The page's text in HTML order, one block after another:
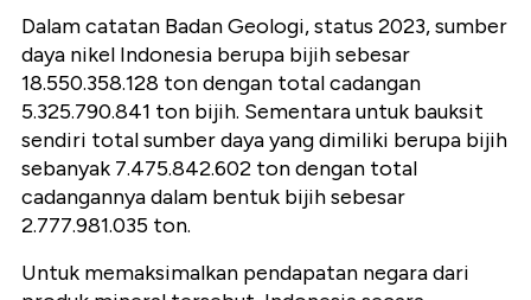
Dalam catatan Badan Geologi, status 2023, sumber
daya nikel Indonesia berupa bijih sebesar
18.550.358.128 ton dengan total cadangan
5.325.790.841 ton bijih. Sementara untuk bauksit
sendiri total sumber daya yang dimiliki berupa bijih
sebanyak 7.475.842.602 ton dengan total
cadangannya dalam bentuk bijih sebesar
2.777.981.035 ton.
Untuk memaksimalkan pendapatan negara dari